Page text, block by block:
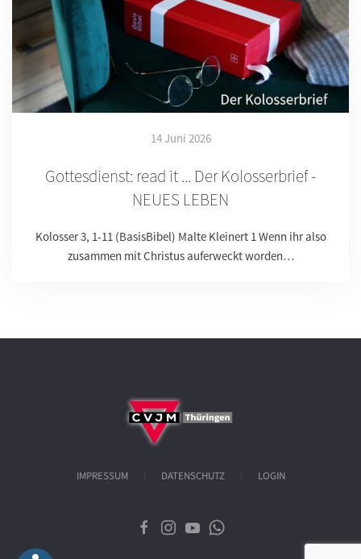
14 Juni 2026
Gottesdienst: read it ... Der Kolosserbrief -
NEUES LEBEN
Kolosser 3, 1-11 (BasisBibel) Malte Kleinert 1 Wenn ihr also
zusammen mit Christus auferweckt worden…
IMPRESSUM DATENSCHUTZ LOGIN